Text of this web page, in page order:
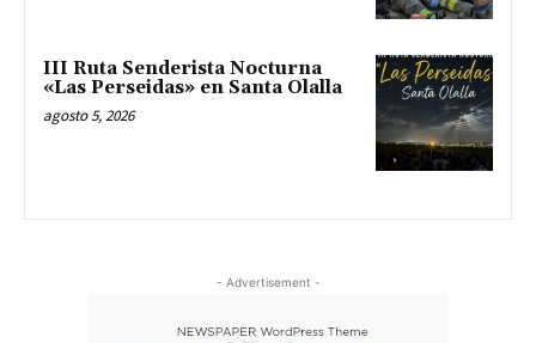
III Ruta Senderista Nocturna
«Las Perseidas» en Santa Olalla
agosto 5, 2026
- Advertisement -